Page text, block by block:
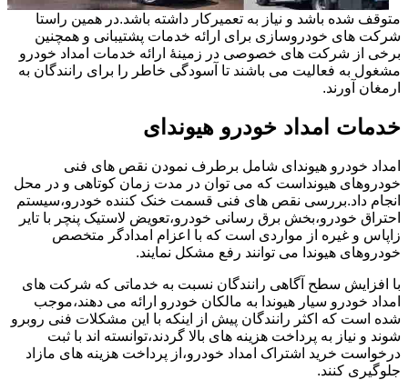
متوقف شده باشد و نیاز به تعمیرکار داشته باشد.در همین راستا
شرکت های خودروسازی برای ارائه خدمات پشتیبانی و همچنین
برخی از شرکت های خصوصی در زمینۀ ارائه خدمات امداد خودرو
مشغول به فعالیت می باشند تا آسودگی خاطر را برای رانندگان به
ارمغان آورند.
خدمات امداد خودرو هیوندای
امداد خودرو هیوندای شامل برطرف نمودن نقص های فنی
خودروهای هیونداست که می توان در مدت زمان کوتاهی و در محل
انجام داد.بررسی نقص های فنی قسمت خنک کننده خودرو،سیستم
احتراق خودرو،بخش برق رسانی خودرو،تعویض لاستیک پنچر با تایر
زاپاس و غیره از مواردی است که با اعزام امدادگر متخصص
خودروهای هیوندا می توانند رفع مشکل نمایند.
با افزایش سطح آگاهی رانندگان نسبت به خدماتی که شرکت های
امداد خودرو سیار هیوندا به مالکان خودرو ارائه می دهند،موجب
شده است که اکثر رانندگان پیش از اینکه با این مشکلات فنی روبرو
شوند و نیاز به پرداخت هزینه های بالا گردند،توانسته اند با ثبت
درخواست خرید اشتراک امداد خودرو،از پرداخت هزینه های مازاد
جلوگیری کنند.